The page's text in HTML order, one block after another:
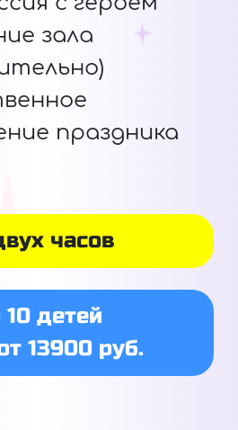
зала
праздника
часов
детей
13900 руб.